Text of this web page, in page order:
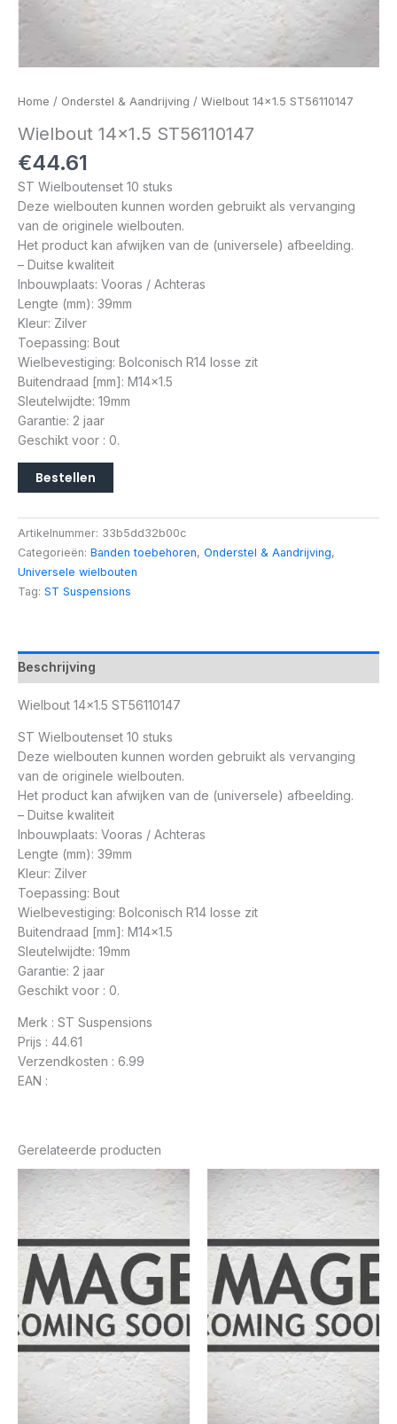
Home / Onderstel & Aandrijving / Wielbout 14×1.5 ST56110147
Wielbout 14×1.5 ST56110147
€44.61
ST Wielboutenset 10 stuks
Deze wielbouten kunnen worden gebruikt als vervanging
van de originele wielbouten.
Het product kan afwijken van de (universele) afbeelding.
– Duitse kwaliteit
Inbouwplaats: Vooras / Achteras
Lengte (mm): 39mm
Kleur: Zilver
Toepassing: Bout
Wielbevestiging: Bolconisch R14 losse zit
Buitendraad [mm]: M14x1.5
Sleutelwijdte: 19mm
Garantie: 2 jaar
Geschikt voor : 0.
Bestellen
Artikelnummer: 33b5dd32b00c
Categorieën: Banden toebehoren, Onderstel & Aandrijving,
Universele wielbouten
Tag: ST Suspensions
Beschrijving
Wielbout 14×1.5 ST56110147
ST Wielboutenset 10 stuks
Deze wielbouten kunnen worden gebruikt als vervanging
van de originele wielbouten.
Het product kan afwijken van de (universele) afbeelding.
– Duitse kwaliteit
Inbouwplaats: Vooras / Achteras
Lengte (mm): 39mm
Kleur: Zilver
Toepassing: Bout
Wielbevestiging: Bolconisch R14 losse zit
Buitendraad [mm]: M14x1.5
Sleutelwijdte: 19mm
Garantie: 2 jaar
Geschikt voor : 0.
Merk : ST Suspensions
Prijs : 44.61
Verzendkosten : 6.99
EAN :
Gerelateerde producten